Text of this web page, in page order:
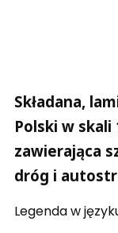
Składana,
Polski w skali
zawierająca
dróg i
Legenda w